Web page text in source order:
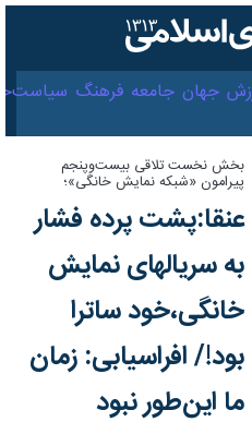
ورزش جهان جامعه فرهنگ
بخش نخست تلاقی بیست‌وپنجم پیرامون
«شبکه نمایش خانگی»؛
عنقا:پشت پرده فشار به
سریالهای نمایش
خانگی،خود ساترا بود!/
افراسیابی: زمان ما
این‌طور نبود